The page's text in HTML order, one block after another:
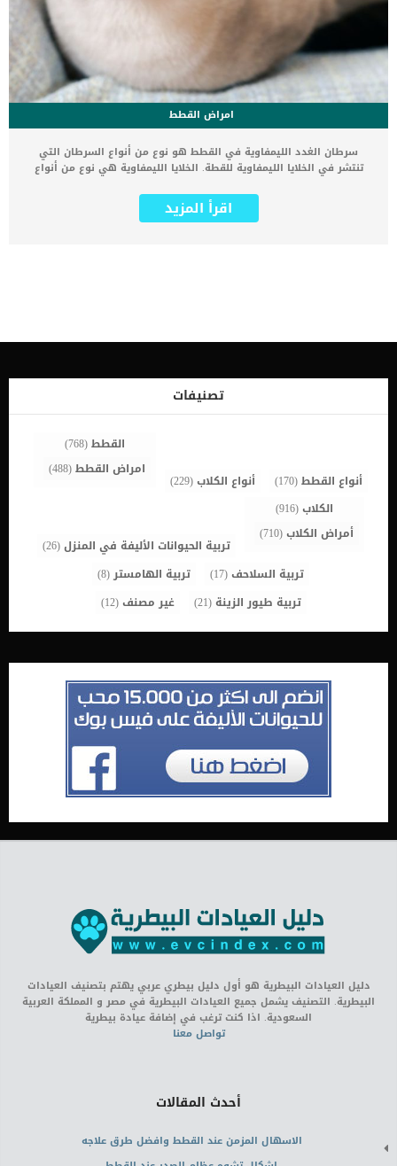
امراض القطط
سرطان الغدد الليمفاوية في القطط هو نوع من أنواع السرطان التي
تنتشر في الخلايا الليمفاوية للقطة. الخلايا الليمفاوية هي نوع من أنواع
ضد الأمراض والفيروسات والبكتيريا بأنواعها. حيث أن لها دور هام في
الجهاز المناعي داخل جسم القطط الذي يحتاج للدفاع عن نفسه ضد
وأنواع سرطان الغدد الليمفاوية في القطط ؟ تكون أعراض هذا المرض
أشكال سرطان الغدد الليمفاوية مع الأعراض المختلفة: الشكل النصفي:
(وهو يحدث بين الكيس الجانبي والرئتين) ومن أهم أعراضه ما يلي:
التنفس من الفم. السعال. فقدان الشهية. خسارة الوزن. الشكل الهضمي
اقرأ المزيد
تصنيفات
أنواع القطط(170) أنواع الكلاب(229)
القطط(768)
امراض القطط(488)
الكلاب(916)
أمراض الكلاب(710)
تربية الحيوانات الأليفة في المنزل(26)
تربية السلاحف(17) تربية الهامستر(8)
تربية طيور الزينة (21) غير مصنف(12)
دليل العيادات البيطرية هو أول دليل بيطري عربي يهتم بتصنيف العيادات
البيطرية. التصنيف يشمل جميع العيادات البيطرية في مصر و المملكة العربية
السعودية. اذا كنت ترغب في إضافة عيادة بيطرية
تواصل معنا
أحدث المقالات
الاسهال المزمن عند القطط وافضل طرق علاجه